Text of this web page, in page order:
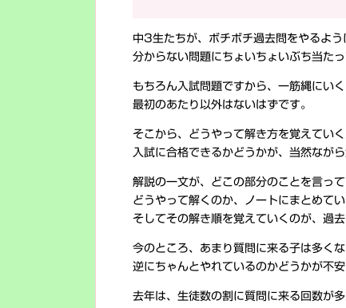
中3生たちが、ボチボチ過去問をやるよう
分からない問題にちょいちょいぶち当たっ
もちろん入試問題ですから、一筋縄にいく
最初のあたり以外はないはずです。
そこから、どうやって解き方を覚えていく
入試に合格できるかどうかが、当然なが
解説の一文が、どこの部分のことを言って
どうやって解くのか、ノートにまとめてい
そしてその解き順を覚えていくのが、過去
今のところ、あまり質問に来る子は多くな
逆にちゃんとやれているのかどうかが不安
去年は、生徒数の割に質問に来る回数が多